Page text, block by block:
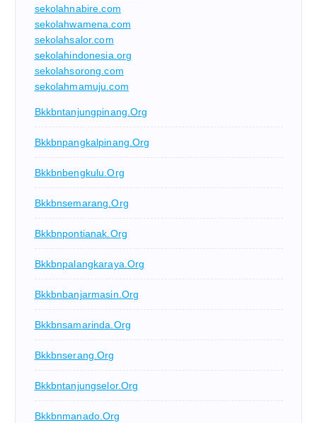
sekolahnabire.com
sekolahwamena.com
sekolahsalor.com
sekolahindonesia.org
sekolahsorong.com
sekolahmamuju.com
Bkkbntanjungpinang.org
Bkkbnpangkalpinang.org
Bkkbnbengkulu.org
Bkkbnsemarang.org
Bkkbnpontianak.org
Bkkbnpalangkaraya.org
Bkkbnbanjarmasin.org
Bkkbnsamarinda.org
Bkkbnserang.org
Bkkbntanjungselor.org
Bkkbnmanado.org